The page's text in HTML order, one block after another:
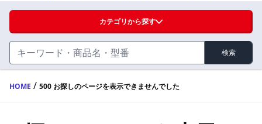
ハンドル・取手・つまみ・周辺機器
FA・A
蝶番・ステー・周辺機器
製品カタログ
カテゴリから探す
検索
HOME / 500 お探しのページを表示できませんでした